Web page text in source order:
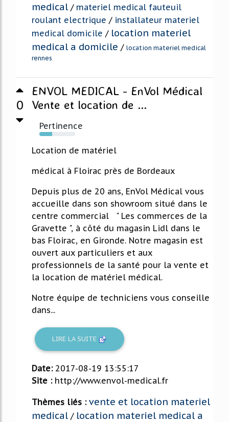
medical / materiel medical fauteuil
roulant electrique / installateur materiel
medical domicile / location materiel
medical a domicile / location materiel medical
rennes
0
ENVOL MEDICAL - EnVol Médical
Vente et location de ...
Pertinence
36%
Location de matériel
médical à Floirac près de Bordeaux
Depuis plus de 20 ans, EnVol Médical vous
accueille dans son showroom situé dans le
centre commercial " Les commerces de la
Gravette ", à côté du magasin Lidl dans le
bas Floirac, en Gironde. Notre magasin est
ouvert aux particuliers et aux
professionnels de la santé pour la vente et
la location de matériel médical.
Notre équipe de techniciens vous conseille
dans...
LIRE LA SUITE
Date: 2017-08-19 13:55:17
Site : http://www.envol-medical.fr
Thèmes liés : vente et location materiel
medical / location materiel medical a